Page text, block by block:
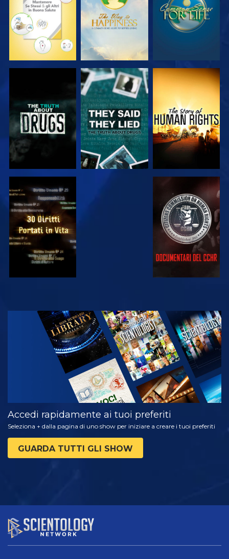
GUARDA GUARDA
GUARDA GUARDA
GUARDA
ESPLORA LE
SERIE
Accedi rapidamente ai tuoi preferiti
Seleziona + dalla pagina di uno show per iniziare a creare i tuoi preferiti
GUARDA TUTTI GLI SHOW